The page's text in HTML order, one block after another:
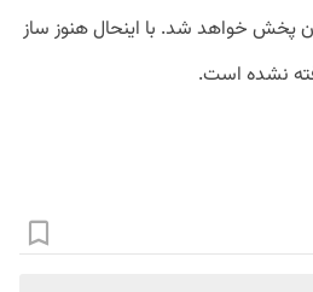
پخش خواهد شد. با اینحال هنوز ساز
نشده است.